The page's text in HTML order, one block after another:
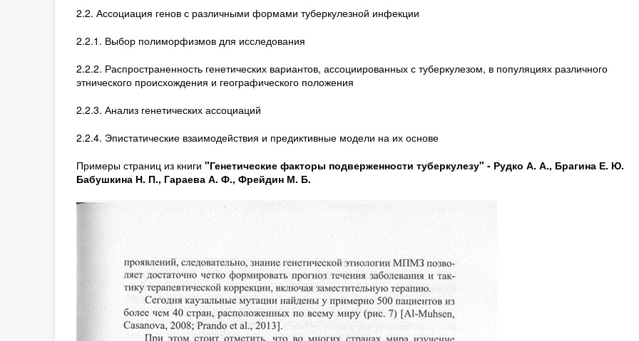
2.2. Ассоциация генов с различными формами туберкулезной инфекции
2.2.1. Выбор полиморфизмов для исследования
2.2.2. Распространенность генетических вариантов, ассоциированных с туберкулезом, в популяциях различного
этнического происхождения и географического положения
2.2.3. Анализ генетических ассоциаций
2.2.4. Эпистатические взаимодействия и предиктивные модели на их основе
Примеры страниц из книги "Генетические факторы подверженности туберкулезу" - Рудко А. А., Брагина Е. Ю.
Бабушкина Н. П., Гараева А. Ф., Фрейдин М. Б.